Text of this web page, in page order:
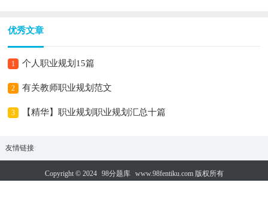
优秀文章
1 个人职业规划15篇
2 有关教师职业规划范文
3 【精华】职业规划职业规划汇总十篇
友情链接:
Copyright © 2024 98分题库 www.98fentiku.com 版权所有